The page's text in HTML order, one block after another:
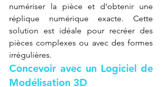
numériser la pièce et d'obtenir une
réplique numérique exacte. Cette
solution est idéale pour recréer des
pièces complexes ou avec des formes
irrégulières.
Concevoir avec un Logiciel de
Modélisation 3D